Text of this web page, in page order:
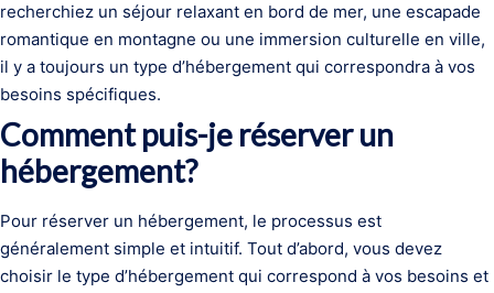
recherchiez un séjour relaxant en bord de mer, une escapade
romantique en montagne ou une immersion culturelle en ville,
il y a toujours un type d’hébergement qui correspondra à vos
besoins spécifiques.
Comment puis-je réserver un
hébergement?
Pour réserver un hébergement, le processus est
généralement simple et intuitif. Tout d’abord, vous devez
choisir le type d’hébergement qui correspond à vos besoins et